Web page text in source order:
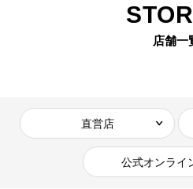
店舗一
直営店
公式オンライ